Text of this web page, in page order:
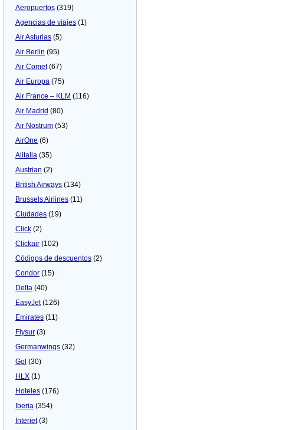
Aeropuertos (319)
Agencias de viajes (1)
Air Asturias (5)
Air Berlin (95)
Air Comet(67)
Air Europa (75)
Air France – KLM (116)
Air Madrid (80)
Air Nostrum (53)
AirOne (6)
Alitalia (35)
Austrian (2)
British Airways (134)
Brussels Airlines (11)
Ciudades (19)
Click (2)
Clickair (102)
Códigos de descuentos (2)
Condor (15)
Delta (40)
EasyJet(126)
Emirates (11)
Flysur (3)
Germanwings (32)
Gol (30)
HLX (1)
Hoteles (176)
Iberia (354)
Interjet(3)